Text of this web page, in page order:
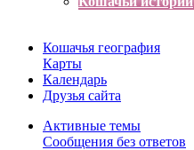
Кошачья география
Карты
Календарь
Друзья сайта
Активные темы
Сообщения без ответов